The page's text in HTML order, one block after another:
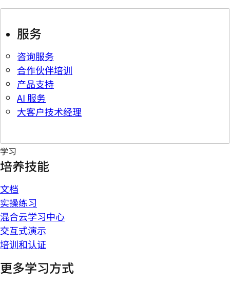
服务
咨询服务
合作伙伴培训
产品支持
AI 服务
大客户技术经理
学习
培养技能
文档
实操练习
混合云学习中心
交互式演示
培训和认证
更多学习方式